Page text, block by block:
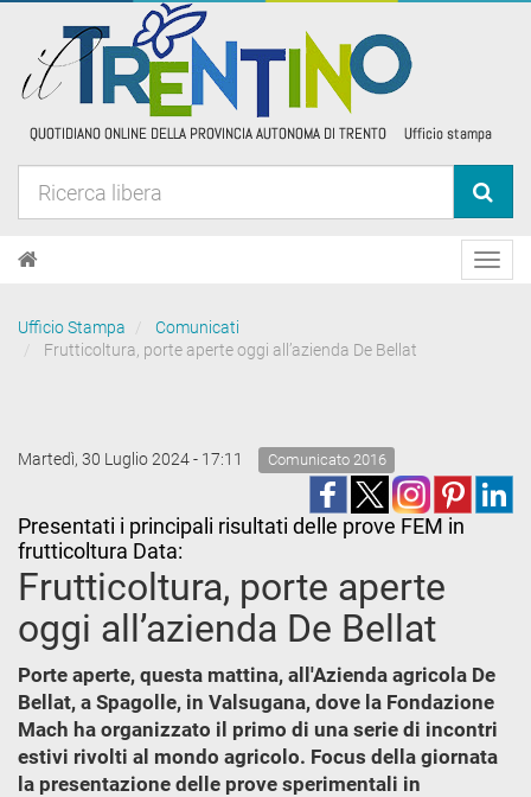
Ufficio Stampa
Comunicati
Frutticoltura, porte aperte oggi all’azienda De Bellat
Martedì, 30 Luglio 2024 - 17:11 Comunicato 2016
Presentati i principali risultati delle prove FEM in
frutticoltura Data:
Frutticoltura, porte aperte
oggi all’azienda De Bellat
Porte aperte, questa mattina, all'Azienda agricola De
Bellat, a Spagolle, in Valsugana, dove la Fondazione
Mach ha organizzato il primo di una serie di incontri
estivi rivolti al mondo agricolo. Focus della giornata
la presentazione delle prove sperimentali in